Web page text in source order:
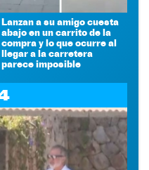
Lanzan a su amigo cuesta
abajo en un carrito de la
compra y lo que ocurre al
llegar a la carretera
parece imposible